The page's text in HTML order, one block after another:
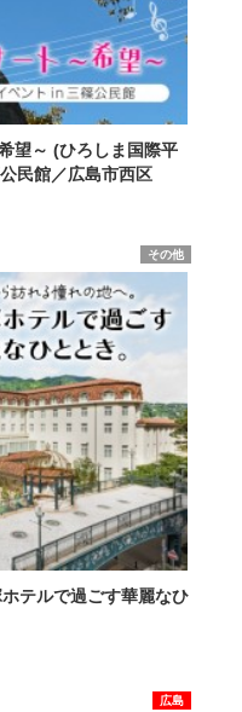
望～ (ひろしま国際平
民館／広島市西区
その他
テルで過ごす華麗なひ
広島